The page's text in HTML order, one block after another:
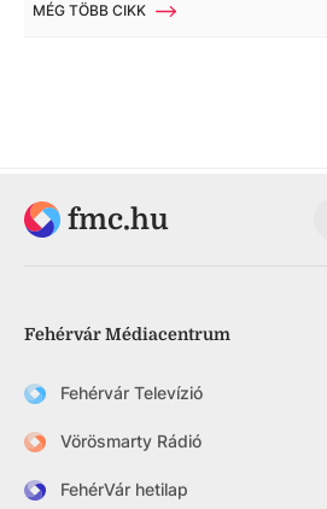
MÉG TÖBB CIKK
fmc.hu
Fehérvár Médiacentrum
Fehérvár Televízió
Vörösmarty Rádió
FehérVár hetilap